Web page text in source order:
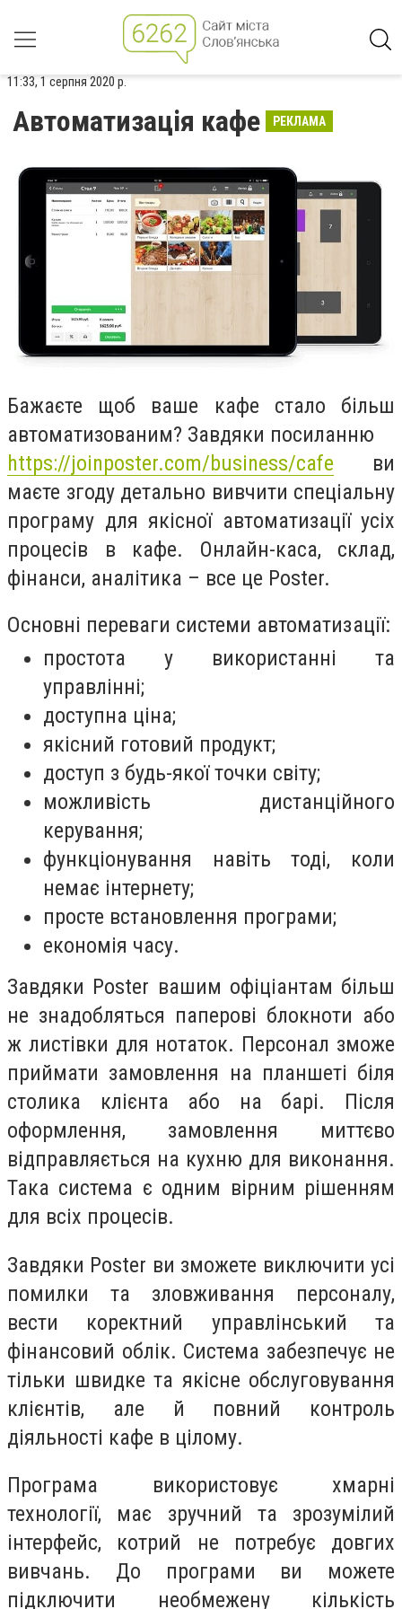
11:33, 1 серпня 2020 р.
Автоматизація кафе РЕКЛАМА
Бажаєте щоб ваше кафе стало більш
автоматизованим? Завдяки посиланню
https://joinposter.com/business/cafe ви
маєте згоду детально вивчити спеціальну
програму для якісної автоматизації усіх
процесів в кафе. Онлайн-каса, склад,
фінанси, аналітика – все це Poster.
Основні переваги системи автоматизації:
простота у використанні та
управлінні;
доступна ціна;
якісний готовий продукт;
доступ з будь-якої точки світу;
можливість дистанційного
керування;
функціонування навіть тоді, коли
немає інтернету;
просте встановлення програми;
економія часу.
Завдяки Poster вашим офіціантам більш
не знадобляться паперові блокноти або
ж листівки для нотаток. Персонал зможе
приймати замовлення на планшеті біля
столика клієнта або на барі. Після
оформлення, замовлення миттєво
відправляється на кухню для виконання.
Така система є одним вірним рішенням
для всіх процесів.
Завдяки Poster ви зможете виключити усі
помилки та зловживання персоналу,
вести коректний управлінський та
фінансовий облік. Система забезпечує не
тільки швидке та якісне обслуговування
клієнтів, але й повний контроль
діяльності кафе в цілому.
Програма використовує хмарні
технології, має зручний та зрозумілий
інтерфейс, котрий не потребує довгих
вивчань. До програми ви можете
підключити необмежену кількість